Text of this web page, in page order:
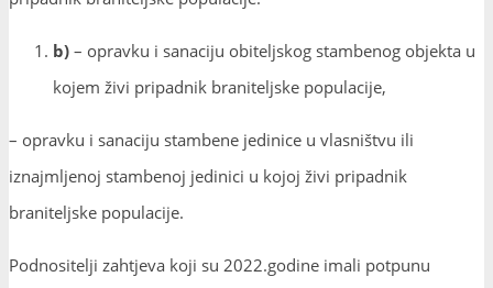
b) – opravku i sanaciju obiteljskog stambenog objekta u
kojem živi pripadnik braniteljske populacije,
– opravku i sanaciju stambene jedinice u vlasništvu ili
iznajmljenoj stambenoj jedinici u kojoj živi pripadnik
braniteljske populacije.
Podnositelji zahtjeva koji su 2022.godine imali potpunu